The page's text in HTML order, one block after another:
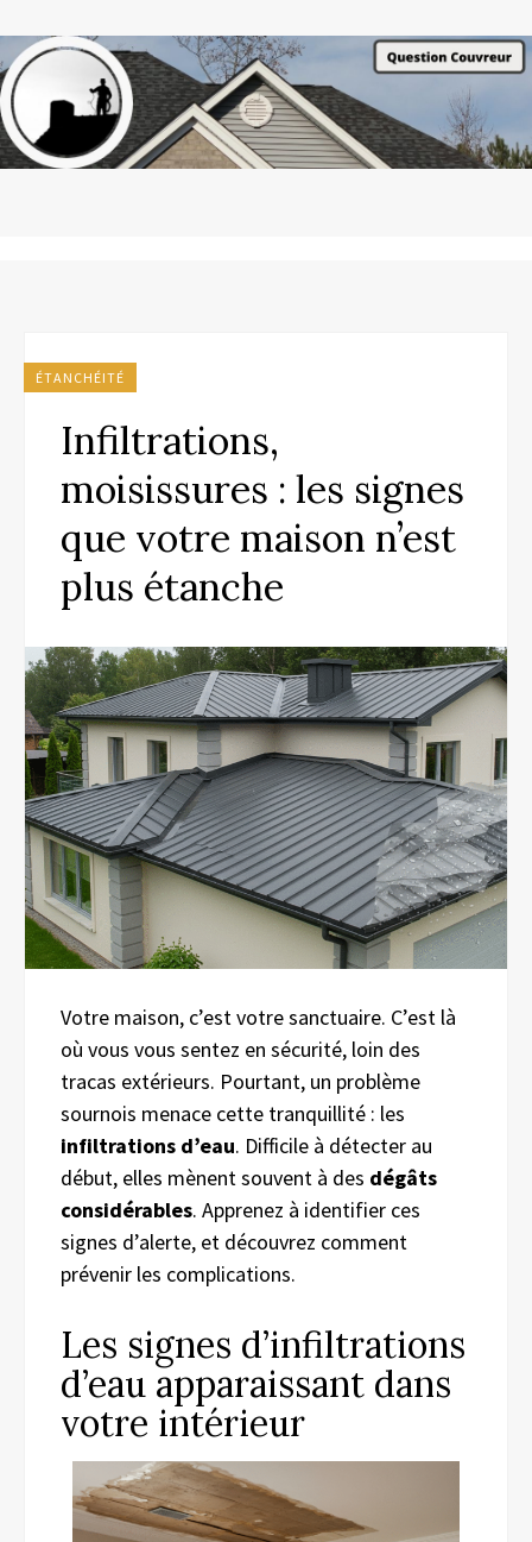
ÉTANCHÉITÉ
Infiltrations,
moisissures : les signes
que votre maison n’est
plus étanche
Votre maison, c’est votre sanctuaire. C’est là
où vous vous sentez en sécurité, loin des
tracas extérieurs. Pourtant, un problème
sournois menace cette tranquillité : les
infiltrations d’eau. Difficile à détecter au
début, elles mènent souvent à des dégâts
considérables. Apprenez à identifier ces
signes d’alerte, et découvrez comment
prévenir les complications.
Les signes d’infiltrations
d’eau apparaissant dans
votre intérieur